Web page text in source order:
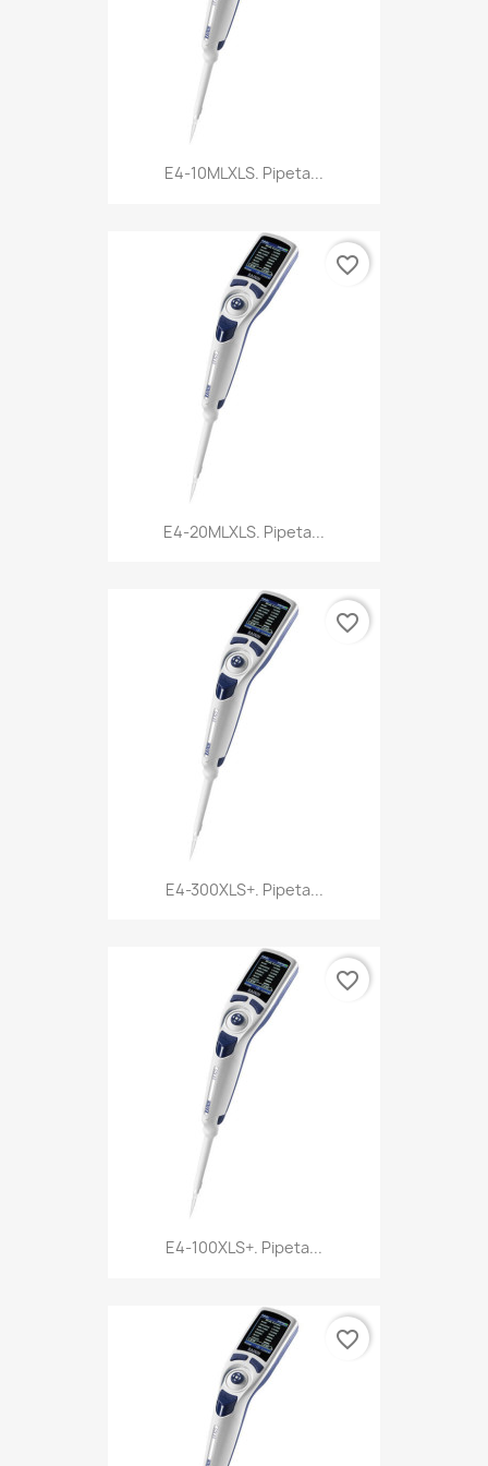
E4-10MLXLS. Pipeta...
E4-20MLXLS. Pipeta...
favorite_border
E4-300XLS+. Pipeta...
favorite_border
E4-100XLS+. Pipeta...
favorite_border
favorite_border